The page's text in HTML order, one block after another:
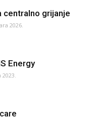
centralno grijanje
2026.
Energy